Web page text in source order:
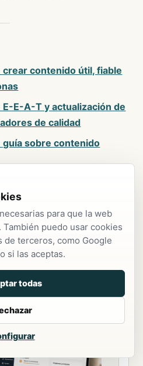
crear contenido útil, fiable
E-A-T y actualización de
de calidad
guía sobre contenido
confirma que no se
una web
para que la web
puedo usar cookies
de terceros, como Google
si las aceptas.
todas